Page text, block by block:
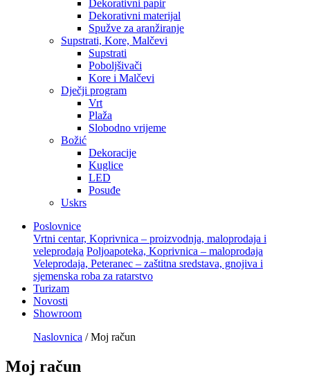
Dekorativni papir
Dekorativni materijal
Spužve za aranžiranje
Supstrati, Kore, Malčevi
Supstrati
Poboljšivači
Kore i Malčevi
Dječji program
Vrt
Plaža
Slobodno vrijeme
Božić
Dekoracije
Kuglice
LED
Posuđe
Uskrs
Poslovnice
Vrtni centar, Koprivnica – proizvodnja, maloprodaja i
veleprodaja Poljoapoteka, Koprivnica – maloprodaja
Veleprodaja, Peteranec – zaštitna sredstava, gnojiva i
sjemenska roba za ratarstvo
Turizam
Novosti
Showroom
Naslovnica / Moj račun
Moj račun